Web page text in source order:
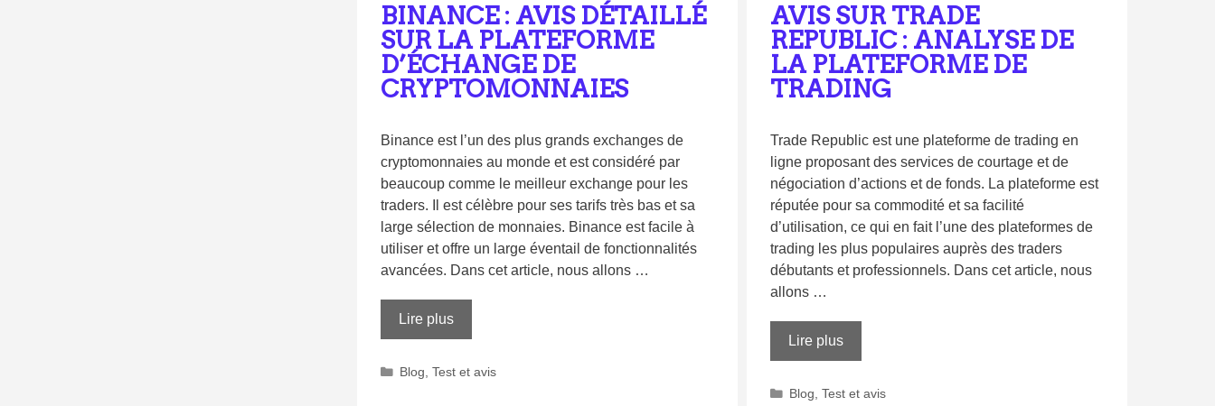
BINANCE : AVIS DÉTAILLÉ
SUR LA PLATEFORME
D’ÉCHANGE DE
CRYPTOMONNAIES
Binance est l’un des plus grands exchanges de
cryptomonnaies au monde et est considéré par
beaucoup comme le meilleur exchange pour les
traders. Il est célèbre pour ses tarifs très bas et sa
large sélection de monnaies. Binance est facile à
utiliser et offre un large éventail de fonctionnalités
avancées. Dans cet article, nous allons …
Lire plus
Blog Test et avis
AVIS SUR TRADE
REPUBLIC : ANALYSE DE
LA PLATEFORME DE
TRADING
Trade Republic est une plateforme de trading en
ligne proposant des services de courtage et de
négociation d’actions et de fonds. La plateforme est
réputée pour sa commodité et sa facilité
d’utilisation, ce qui en fait l’une des plateformes de
trading les plus populaires auprès des traders
débutants et professionnels. Dans cet article, nous
allons …
Lire plus
Blog Test et avis